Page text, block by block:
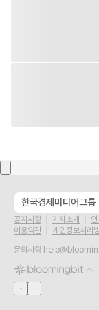
한국경제미디어그룹
공지사항 기자소개
이용약관
개인정보처리
문의사항